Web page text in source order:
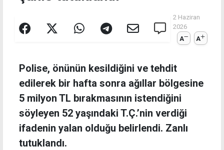
2 Haziran
2026
A
A
Polise, önünün kesildiğini ve tehdit
edilerek bir hafta sonra ağıllar bölgesine
5 milyon TL bırakmasının istendiğini
söyleyen 52 yaşındaki T.Ç.’nin verdiği
ifadenin yalan olduğu belirlendi. Zanlı
tutuklandı.